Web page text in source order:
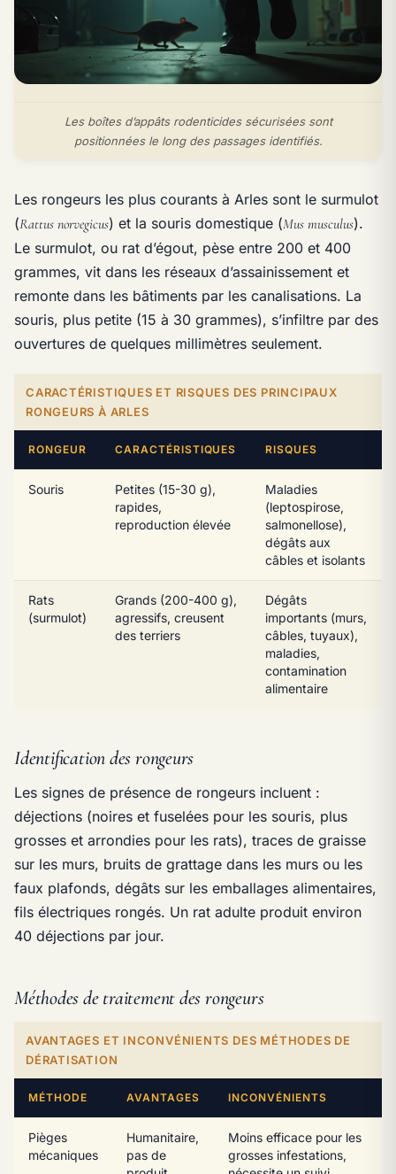
Les boîtes d’appâts rodenticides sécurisées sont
positionnées le long des passages identifiés.
Les rongeurs les plus courants à Arles sont le surmulot
(Rattus norvegicus) et la souris domestique (Mus musculus).
Le surmulot, ou rat d’égout, pèse entre 200 et 400
grammes, vit dans les réseaux d’assainissement et
remonte dans les bâtiments par les canalisations. La
souris, plus petite (15 à 30 grammes), s’infiltre par des
ouvertures de quelques millimètres seulement.
CARACTÉRISTIQUES ET RISQUES DES PRINCIPAUX
RONGEURS À ARLES
RONGEUR CARACTÉRISTIQUES RISQUES
Souris
Petites (15-30 g),
rapides,
reproduction élevée
Maladies
(leptospirose,
salmonellose),
dégâts aux
câbles et isolants
Rats
(surmulot)
Grands (200-400 g),
agressifs, creusent
des terriers
Dégâts
importants (murs,
câbles, tuyaux),
maladies,
contamination
alimentaire
Identification des rongeurs
Les signes de présence de rongeurs incluent :
déjections (noires et fuselées pour les souris, plus
grosses et arrondies pour les rats), traces de graisse
sur les murs, bruits de grattage dans les murs ou les
faux plafonds, dégâts sur les emballages alimentaires,
fils électriques rongés. Un rat adulte produit environ
40 déjections par jour.
Méthodes de traitement des rongeurs
AVANTAGES ET INCONVÉNIENTS DES MÉTHODES DE
DÉRATISATION
MÉTHODE AVANTAGES INCONVÉNIENTS
Pièges
mécaniques
Humanitaire,
pas de
Moins efficace pour les
grosses infestations,